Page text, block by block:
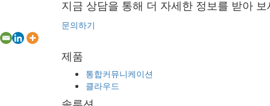
지금 상담을 통해 더 자세한 정보를 받아
문의하기
제품
통합커뮤니케이션
클라우드